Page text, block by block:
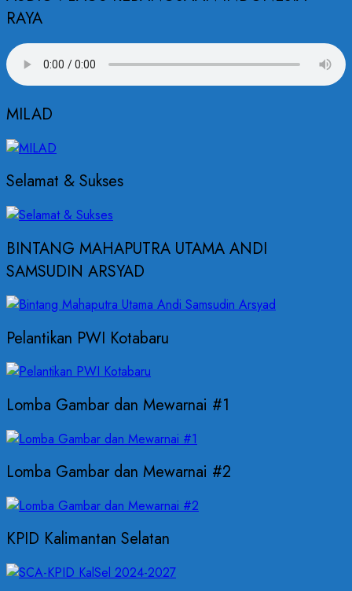
RAYA
MILAD
Selamat & Sukses
BINTANG MAHAPUTRA UTAMA ANDI
SAMSUDIN ARSYAD
Pelantikan PWI Kotabaru
Lomba Gambar dan Mewarnai #1
Lomba Gambar dan Mewarnai #2
KPID Kalimantan Selatan